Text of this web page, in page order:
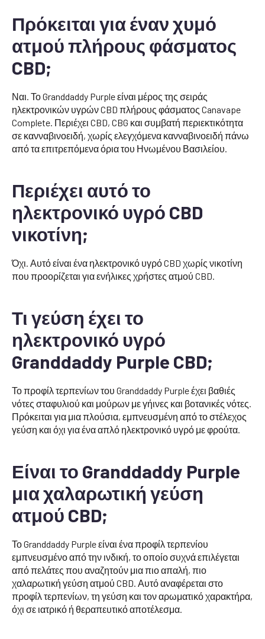
Πρόκειται για έναν χυμό
ατμού πλήρους φάσματος
CBD;
Ναι. Το Granddaddy Purple είναι μέρος της σειράς
ηλεκτρονικών υγρών CBD πλήρους φάσματος Canavape
Complete. Περιέχει CBD, CBG και συμβατή περιεκτικότητα
σε κανναβινοειδή, χωρίς ελεγχόμενα κανναβινοειδή πάνω
από τα επιτρεπόμενα όρια του Ηνωμένου Βασιλείου.
Περιέχει αυτό το
ηλεκτρονικό υγρό CBD
νικοτίνη;
Όχι. Αυτό είναι ένα ηλεκτρονικό υγρό CBD χωρίς νικοτίνη
που προορίζεται για ενήλικες χρήστες ατμού CBD.
Τι γεύση έχει το
ηλεκτρονικό υγρό
Granddaddy Purple CBD;
Το προφίλ τερπενίων του Granddaddy Purple έχει βαθιές
νότες σταφυλιού και μούρων με γήινες και βοτανικές νότες.
Πρόκειται για μια πλούσια, εμπνευσμένη από το στέλεχος
γεύση και όχι για ένα απλό ηλεκτρονικό υγρό με φρούτα.
Είναι το Granddaddy Purple
μια χαλαρωτική γεύση
ατμού CBD;
Το Granddaddy Purple είναι ένα προφίλ τερπενίου
εμπνευσμένο από την ινδική, το οποίο συχνά επιλέγεται
από πελάτες που αναζητούν μια πιο απαλή, πιο
χαλαρωτική γεύση ατμού CBD. Αυτό αναφέρεται στο
προφίλ τερπενίων, τη γεύση και τον αρωματικό χαρακτήρα,
όχι σε ιατρικό ή θεραπευτικό αποτέλεσμα.